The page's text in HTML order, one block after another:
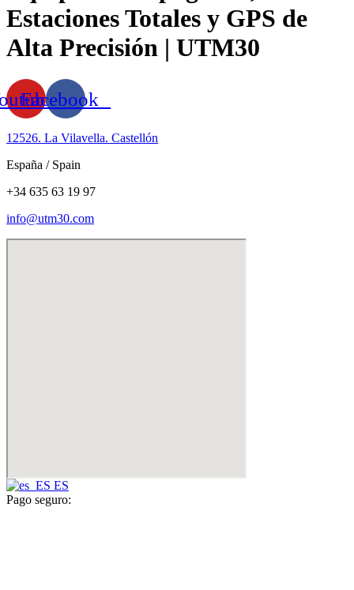
Estaciones Totales y GPS de
Alta Precisión | UTM30
Facebook
12526. La Vilavella. Castellón
España / Spain
+34 635 63 19 97
info@utm30.com
ES
Pago seguro: